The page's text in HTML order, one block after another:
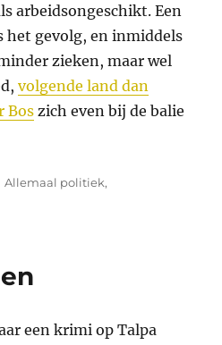
arbeidsongeschikt. Een
het gevolg, en inmiddels
zieken, maar wel
volgende land dan
Bos zich even bij de balie
Categorieën
Allemaal politiek,
een krimi op Talpa